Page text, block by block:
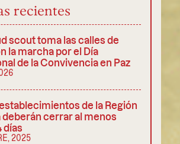
recientes
scout toma las calles de
la marcha por el Día
de la Convivencia en Paz
de la Región
cerrar al menos
días
2025